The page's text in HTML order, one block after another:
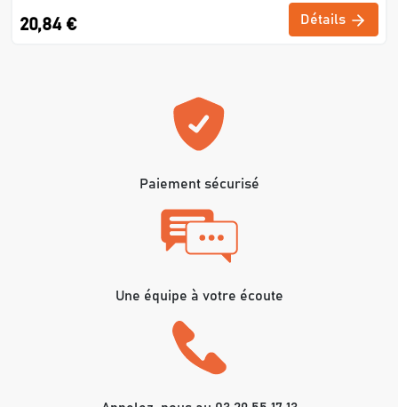
20,84 € Détails
Paiement sécurisé
Une équipe à votre écoute